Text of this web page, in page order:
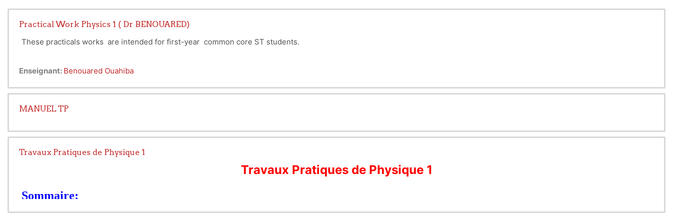
Practical Work Physics 1 ( Dr BENOUARED)
These practicals works are intended for first-year common core ST students.
Enseignant: Benouared Ouahiba
MANUEL TP
Travaux Pratiques de Physique 1
Travaux Pratiques de Physique 1
Sommaire:
Recommandations Generales